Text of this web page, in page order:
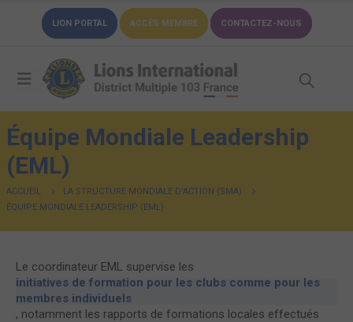
LION PORTAL ACCÈS MEMBRE CONTACTEZ-NOUS
Équipe Mondiale Leadership
(EML)
ACCUEIL
LA STRUCTURE MONDIALE D'ACTION (SMA)
ÉQUIPE MONDIALE LEADERSHIP (EML)
Le coordinateur EML supervise les
initiatives de formation pour les clubs comme pour les
membres individuels
, notamment les rapports de formations locales effectués